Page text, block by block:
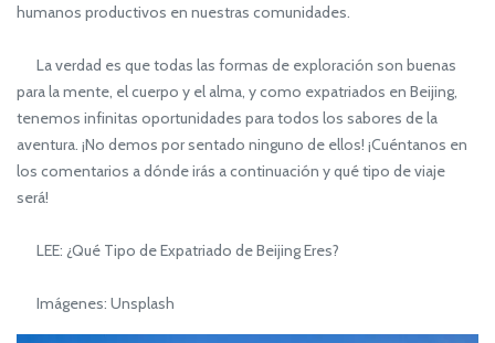
humanos productivos en nuestras comunidades.
La verdad es que todas las formas de exploración son buenas
para la mente, el cuerpo y el alma, y como expatriados en Beijing,
tenemos infinitas oportunidades para todos los sabores de la
aventura. ¡No demos por sentado ninguno de ellos! ¡Cuéntanos en
los comentarios a dónde irás a continuación y qué tipo de viaje
será!
LEE: ¿Qué Tipo de Expatriado de Beijing Eres?
Imágenes: Unsplash